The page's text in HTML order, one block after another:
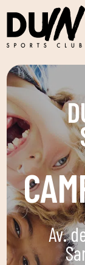
Av.